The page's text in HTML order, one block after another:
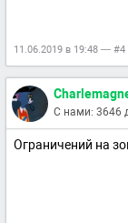
11.06.2019 в 19:48 — #4
С нами: 3646
Ограничений на